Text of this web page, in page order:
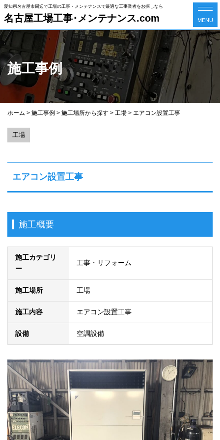
MENU
愛知県名古屋市周辺で工場の工事・メンテナンスで最適な工事業者をお探しなら
名古屋工場工事･メンテナンス.com
施工事例
ホーム > 施工事例 > 施工場所から探す > 工場 > エアコン設置工事
工場
エアコン設置工事
施工概要
施工カテゴリ
ー
工事・リフォーム
施工場所 工場
施工内容 エアコン設置工事
設備 空調設備